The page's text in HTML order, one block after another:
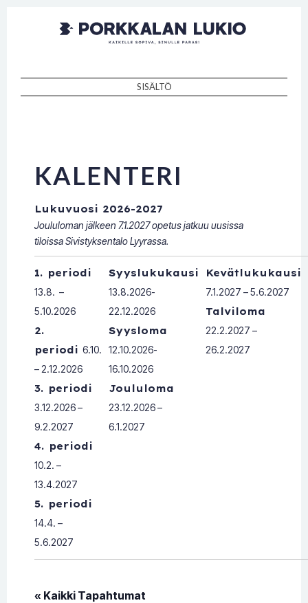
Porkkalan
lukio
Kaikille sopiva, sinulle paras!
SISÄLTÖ
KALENTERI
Lukuvuosi 2026-2027
Joululoman jälkeen 7.1.2027 opetus jatkuu uusissa
tiloissa Sivistyksentalo Lyyrassa.
1. periodi
13.8. –
5.10.2026
2.
periodi 6.10.
– 2.12.2026
3. periodi
3.12.2026 –
9.2.2027
4. periodi
10.2. –
13.4.2027
5. periodi
14.4. –
5.6.2027
Syyslukukausi
13.8.2026-
22.12.2026
Syysloma
12.10.2026-
16.10.2026
Joululoma
23.12.2026 –
6.1.2027
Kevätlukukausi
7.1.2027 – 5.6.2027
Talviloma
22.2.2027 –
26.2.2027
« Kaikki Tapahtumat